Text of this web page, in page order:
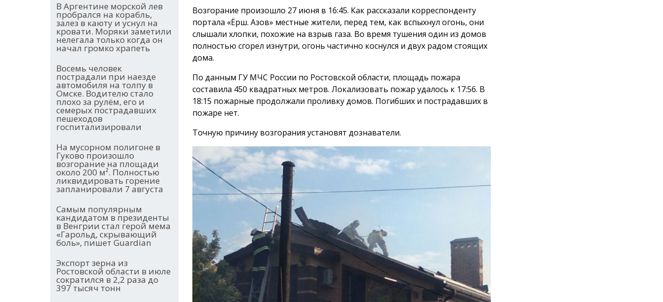
В Аргентине морской лев
пробрался на корабль,
залез в каюту и уснул на
кровати. Моряки заметили
нелегала только когда он
начал громко храпеть
Восемь человек
пострадали при наезде
автомобиля на толпу в
Омске. Водителю стало
плохо за рулём, его и
семерых пострадавших
пешеходов
госпитализировали
На мусорном полигоне в
Гуково произошло
возгорание на площади
около 200 м². Полностью
ликвидировать горение
запланировали 7 августа
Самым популярным
кандидатом в президенты
в Венгрии стал герой мема
«Гарольд, скрывающий
боль», пишет Guardian
Экспорт зерна из
Ростовской области в июле
сократился в 2,2 раза до
397 тысяч тонн
Возгорание произошло 27 июня в 16:45. Как рассказали корреспонденту
портала «Ёрш. Азов» местные жители, перед тем, как вспыхнул огонь, они
слышали хлопки, похожие на взрыв газа. Во время тушения один из домов
полностью сгорел изнутри, огонь частично коснулся и двух радом стоящих
дома.
По данным ГУ МЧС России по Ростовской области, площадь пожара
составила 450 квадратных метров. Локализовать пожар удалось к 17:56. В
18:15 пожарные продолжали проливку домов. Погибших и пострадавших в
пожаре нет.
Точную причину возгорания установят дознаватели.